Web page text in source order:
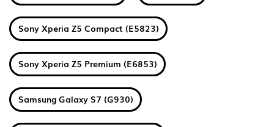
Sony Xperia Z5 Compact (E5823)
Sony Xperia Z5 Premium (E6853)
Samsung Galaxy S7 (G930)